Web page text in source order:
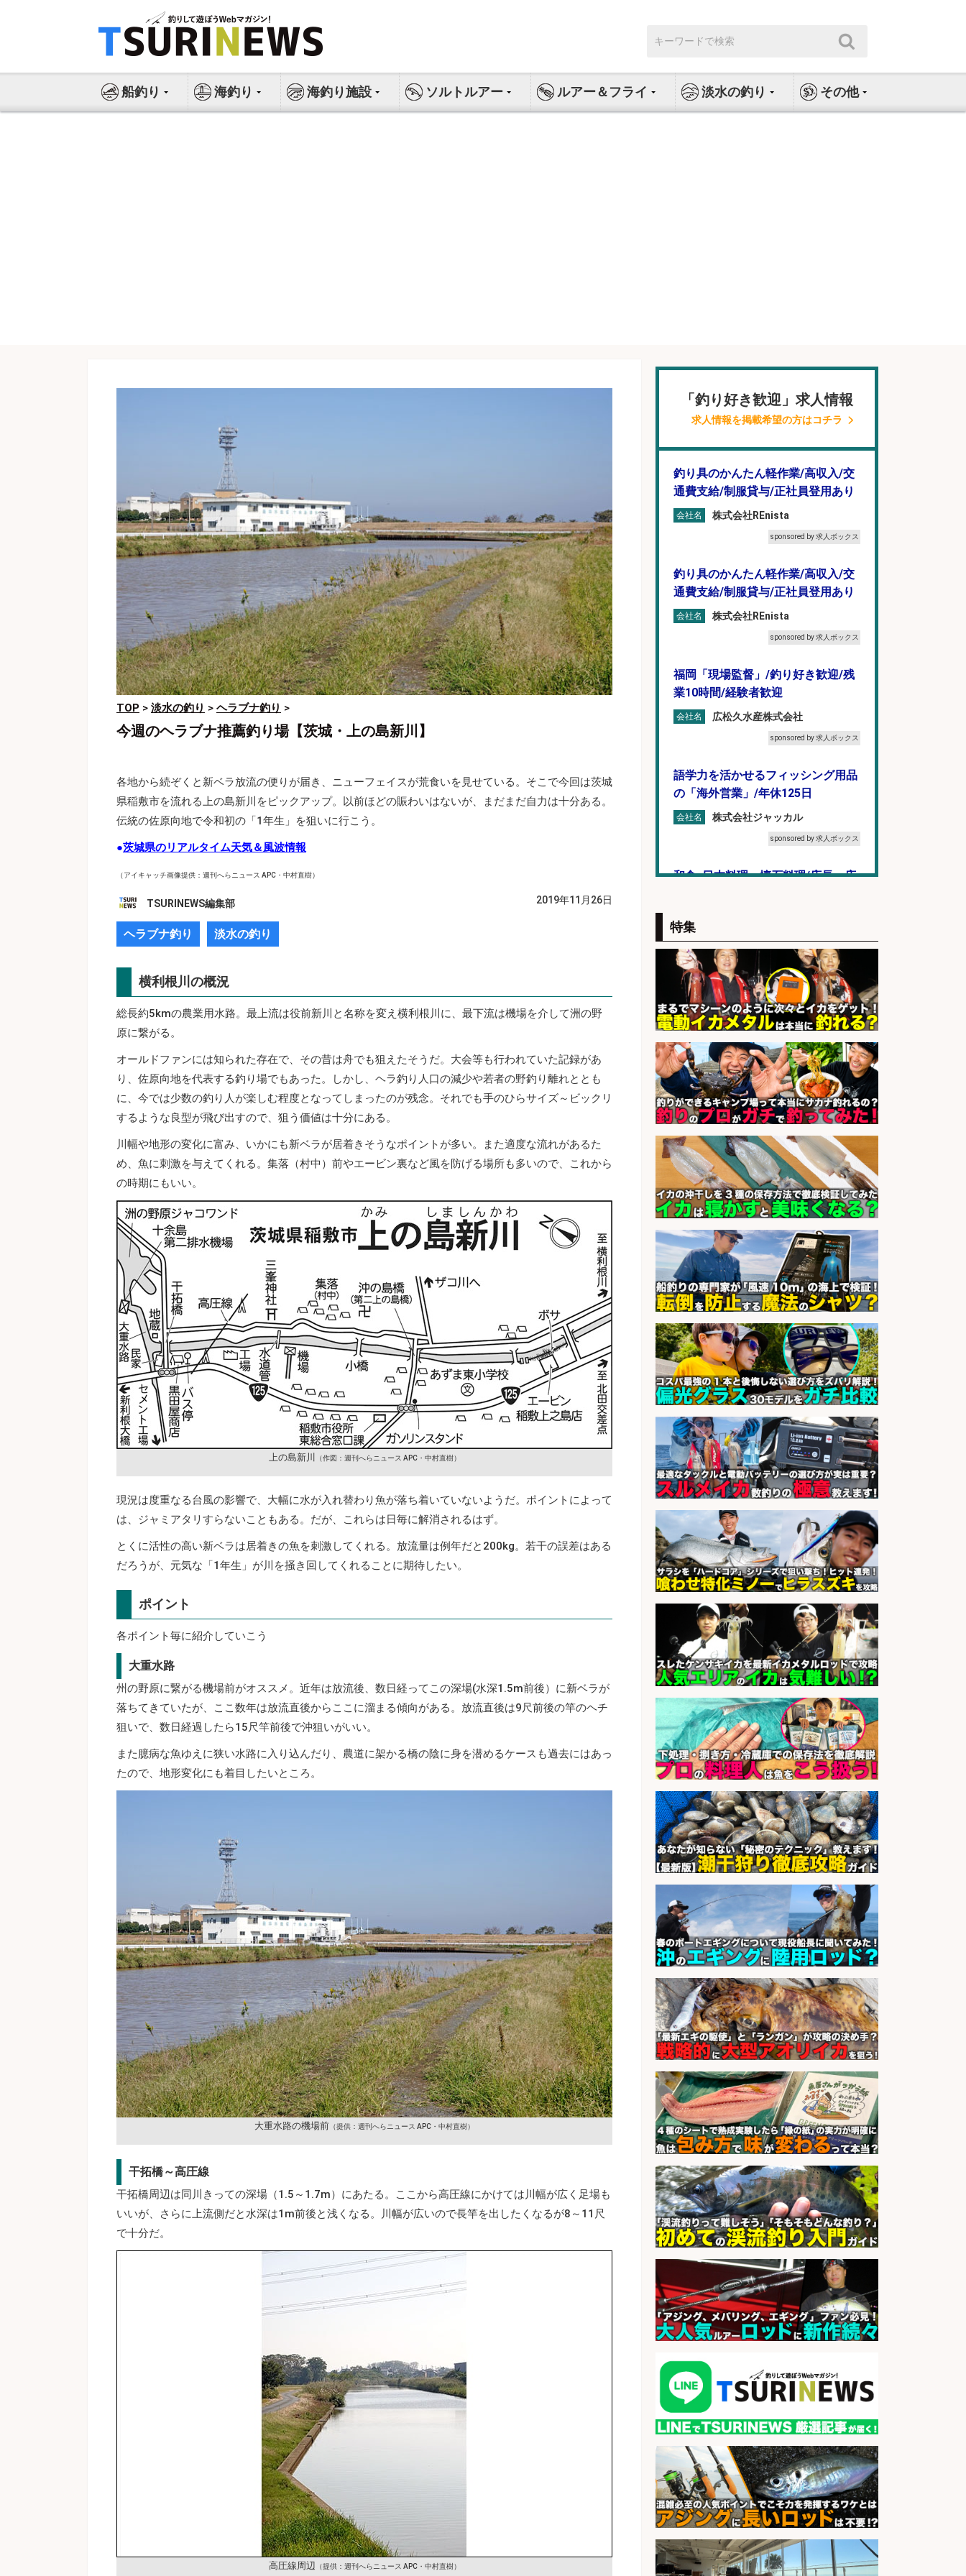
ス
索:
船釣り 海釣り 海釣り施設 ソルトルアー ルアー＆フライ 淡水の釣り その他
TOP > 淡水の釣り > ヘラブナ釣り >
今週のヘラブナ推薦釣り場【茨城・上の島新川】
各地から続ぞくと新ベラ放流の便りが届き、ニューフェイスが荒食いを見せている。そこで今回は茨城
県稲敷市を流れる上の島新川をピックアップ。以前ほどの賑わいはないが、まだまだ自力は十分ある。
伝統の佐原向地で令和初の「1年生」を狙いに行こう。
●茨城県のリアルタイム天気＆風波情報
（アイキャッチ画像提供：週刊へらニュース APC・中村直樹）
TSURINEWS編集部 2019年11月26日
ヘラブナ釣り 淡水の釣り
横利根川の概況
総長約5kmの農業用水路。最上流は役前新川と名称を変え横利根川に、最下流は機場を介して洲の野
原に繋がる。
オールドファンには知られた存在で、その昔は舟でも狙えたそうだ。大会等も行われていた記録があ
り、佐原向地を代表する釣り場でもあった。しかし、ヘラ釣り人口の減少や若者の野釣り離れととも
に、今では少数の釣り人が楽しむ程度となってしまったのが残念。それでも手のひらサイズ～ビックリ
するような良型が飛び出すので、狙う価値は十分にある。
川幅や地形の変化に富み、いかにも新ベラが居着きそうなポイントが多い。また適度な流れがあるた
め、魚に刺激を与えてくれる。集落（村中）前やエービン裏など風を防げる場所も多いので、これから
の時期にもいい。
上の島新川 （作図：週刊へらニュース APC・中村直樹）
現況は度重なる台風の影響で、大幅に水が入れ替わり魚が落ち着いていないようだ。ポイントによって
は、ジャミアタリすらないこともある。だが、これらは日毎に解消されるはず。
とくに活性の高い新ベラは居着きの魚を刺激してくれる。放流量は例年だと200kg。若干の誤差はある
だろうが、元気な「1年生」が川を掻き回してくれることに期待したい。
ポイント
各ポイント毎に紹介していこう
大重水路
州の野原に繋がる機場前がオススメ。近年は放流後、数日経ってこの深場(水深1.5m前後）に新ベラが
落ちてきていたが、ここ数年は放流直後からここに溜まる傾向がある。放流直後は9尺前後の竿のヘチ
狙いで、数日経過したら15尺竿前後で沖狙いがいい。
また臆病な魚ゆえに狭い水路に入り込んだり、農道に架かる橋の陰に身を潜めるケースも過去にはあっ
たので、地形変化にも着目したいところ。
大重水路の機場前 （提供：週刊へらニュース APC・中村直樹）
干拓橋～高圧線
干拓橋周辺は同川きっての深場（1.5～1.7m）にあたる。ここから高圧線にかけては川幅が広く足場も
いいが、さらに上流側だと水深は1m前後と浅くなる。川幅が広いので長竿を出したくなるが8～11尺
で十分だ。
高圧線周辺 （提供：週刊へらニュース APC・中村直樹）
「釣り好き歓迎」求人情報
求人情報を掲載希望の方はコチラ
釣り具のかんたん軽作業/高収入/交
通費支給/制服貸与/正社員登用あり
会社名 株式会社REnista
sponsored by 求人ボックス
釣り具のかんたん軽作業/高収入/交
通費支給/制服貸与/正社員登用あり
会社名 株式会社REnista
sponsored by 求人ボックス
福岡「現場監督」/釣り好き歓迎/残
業10時間/経験者歓迎
会社名 広松久水産株式会社
sponsored by 求人ボックス
語学力を活かせるフィッシング用品
の「海外営業」/年休125日
会社名 株式会社ジャッカル
sponsored by 求人ボックス
和食, 日本料理・懐石料理/店長・店
補募集
会社名 酒場あらかぶ 酒場あらかぶ
sponsored by 求人ボックス
釣り好き必見「釣具の設計開
発」/DAIWA公認製品/年休117日
会社名
株式会社スポーツライフプラネ
ッツ
sponsored by 求人ボックス
倉庫での釣り用品の軽作業スタッ
フ/未経験歓迎/交通費支給/制服貸
与/正社員登用あり
会社名 株式会社REnista
sponsored by 求人ボックス
和食, 居酒屋/キッチンスタッフ/天草
の魚と馬刺しの店 キッチンスタッフ
正社員募集
会社名
天草の魚と馬刺しの店 魚粋 天草
sponsored by 求人ボックス
福岡/未経験歓迎「ルート営業」/釣
り好き歓迎/インセンティブ
会社名 広松久水産株式会社
sponsored by 求人ボックス
レジ打ち/日払いOK/おさかなの三枚
おろし/新潟県/小千谷市
会社名 株式会社G&G
sponsored by 求人ボックス
さらに求人情報を見る
特集